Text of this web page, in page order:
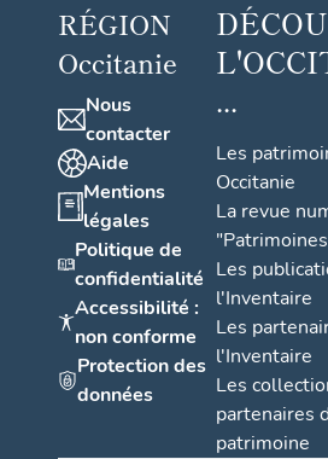
RÉGION
Occitanie
Nous
contacter
Aide
Mentions
légales
Politique de
confidentialité
Accessibilité :
non conforme
Protection des
données
...
Les
Occitanie
La revue
Les
l'Inventaire
Les
l'Inventaire
Les
partenaires
patrimoine